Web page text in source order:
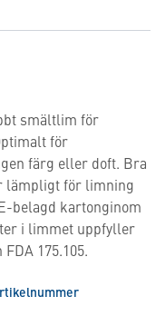
smältlim för
för
färg eller doft. Bra
lämpligt för limning
belagd kartonginom
i limmet uppfyller
175.105.